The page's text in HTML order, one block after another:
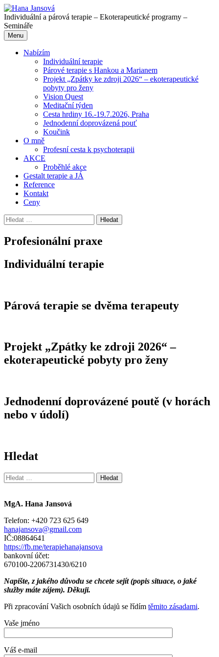
Přejít
k
obsahu
webu
Individuální a párová terapie – Ekoterapeutické programy –
Semináře
Menu
Nabízím
Individuální terapie
Párové terapie s Hankou a Marianem
Projekt „Zpátky ke zdroji 2026“ – ekoterapeutické
pobyty pro ženy
Vision Quest
Meditační týden
Cesta hrdiny 16.-19.7.2026, Praha
Jednodenní doprovázená pouť
Koučink
O mně
Profesní cesta k psychoterapii
AKCE
Proběhlé akce
Gestalt terapie a JÁ
Reference
Kontakt
Ceny
Vyhledávání
Profesionální praxe
Individuální terapie
Párová terapie se dvěma terapeuty
Projekt „Zpátky ke zdroji 2026“ –
ekoterapeutické pobyty pro ženy
Jednodenní doprovázené poutě (v horách
nebo v údolí)
Hledat
Vyhledávání
MgA. Hana Jansová
Telefon: +420 723 625 649
hanajansova@gmail.com
IČ:08864641
https://fb.me/terapiehanajansova
bankovní účet:
670100-2206731430/6210
Napište, z jakého důvodu se chcete sejít (popis situace, o jaké
služby máte zájem). Děkuji.
Při zpracování Vašich osobních údajů se řídím těmito zásadami.
Vaše jméno
Váš e-mail